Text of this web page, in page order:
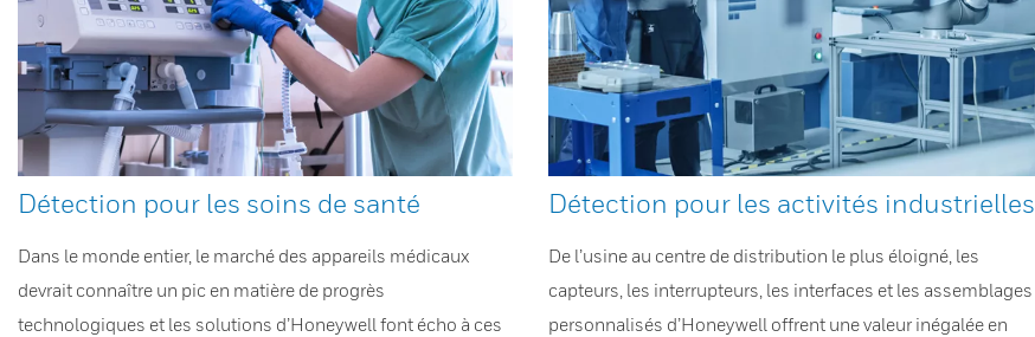
Détection pour les soins de santé
Dans le monde entier, le marché des appareils médicaux
devrait connaître un pic en matière de progrès
technologiques et les solutions d’Honeywell font écho à ces
Détection pour les activités industrielles
De l’usine au centre de distribution le plus éloigné, les
capteurs, les interrupteurs, les interfaces et les assemblages
personnalisés d’Honeywell offrent une valeur inégalée en